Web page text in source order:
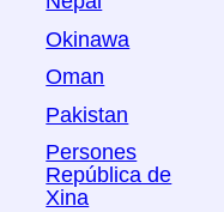
Okinawa
Oman
Pakistan
Persones
República de
Xina